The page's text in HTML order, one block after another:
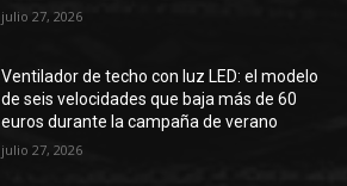
julio 27, 2026
Ventilador de techo con luz LED: el modelo
de seis velocidades que baja más de 60
euros durante la campaña de verano
julio 27, 2026